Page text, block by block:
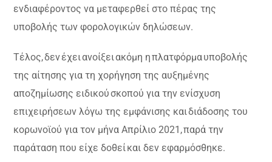
ενδιαφέροντος να μεταφερθεί στο πέρας της
υποβολής των φορολογικών δηλώσεων.
Τέλος, δεν έχει ανοίξει ακόμη η πλατφόρμα υποβολής
της αίτησης για τη χορήγηση της αυξημένης
αποζημίωσης ειδικού σκοπού για την ενίσχυση
επιχειρήσεων λόγω της εμφάνισης και διάδοσης του
κορωνοϊού για τον μήνα Απρίλιο 2021, παρά την
παράταση που είχε δοθεί και δεν εφαρμόσθηκε.